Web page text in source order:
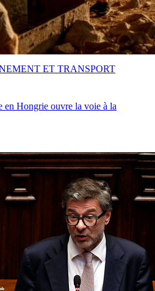
en Hongrie ouvre la voie à la
ET TRANSPORT